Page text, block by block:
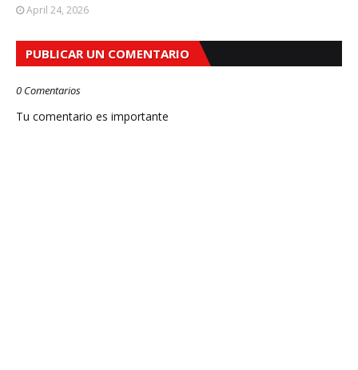
April 24, 2026
PUBLICAR UN COMENTARIO
0 Comentarios
Tu comentario es importante